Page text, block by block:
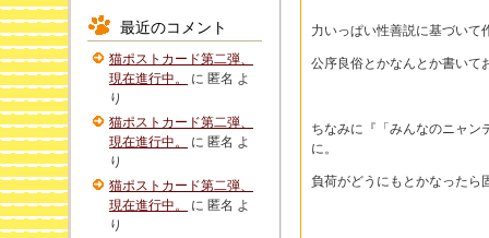
力いっぱい性善説に基づいて
公序良俗とかなんとか書いて
ちなみに『「みんなのニャン
に。
負荷がどうにもとかなったら
最近のコメント
猫ポストカード第二弾、
現在進行中。
に 匿名 よ
り
猫ポストカード第二弾、
現在進行中。
に 匿名 よ
り
猫ポストカード第二弾、
現在進行中。
に 匿名 よ
り